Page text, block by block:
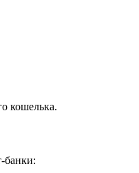
кошелька.
банки: